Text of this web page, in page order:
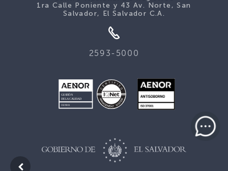
1ra Calle Poniente y 43 Av. Norte, San
Salvador, El Salvador C.A.
2593-5000